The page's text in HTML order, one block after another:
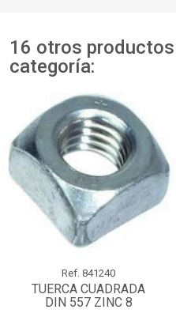
16 otros
categoría:
Ref. 841240
TUERCA CUADRADA
DIN 557 ZINC 8